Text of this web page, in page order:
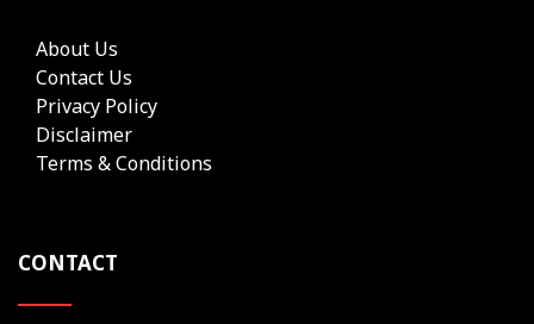
About Us
Contact Us
Privacy Policy
Disclaimer
Terms & Conditions
CONTACT